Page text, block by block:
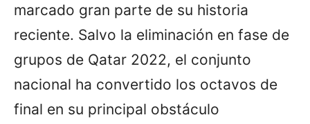
marcado gran parte de su historia
reciente. Salvo la eliminación en fase de
grupos de Qatar 2022, el conjunto
nacional ha convertido los octavos de
final en su principal obstáculo